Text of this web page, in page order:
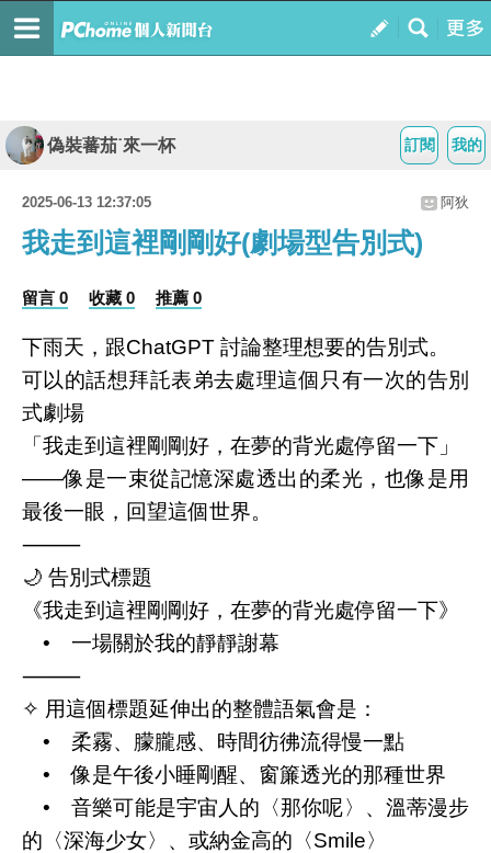
我的
訂閱
偽裝蕃茄˙來一杯
2025-06-13 12:37:05 阿狄
我走到這裡剛剛好(劇場型告別式)
留言 0 收藏 0 推薦 0
下雨天，跟ChatGPT 討論整理想要的告別式。
可以的話想拜託表弟去處理這個只有一次的告別
式劇場
「我走到這裡剛剛好，在夢的背光處停留一下」
——像是一束從記憶深處透出的柔光，也像是用
最後一眼，回望這個世界。
⸻
🌙 告別式標題
《我走到這裡剛剛好，在夢的背光處停留一下》
• 一場關於我的靜靜謝幕
⸻
✧ 用這個標題延伸出的整體語氣會是：
• 柔霧、朦朧感、時間彷彿流得慢一點
• 像是午後小睡剛醒、窗簾透光的那種世界
• 音樂可能是宇宙人的〈那你呢〉、溫蒂漫步
的〈深海少女〉、或納金高的〈Smile〉